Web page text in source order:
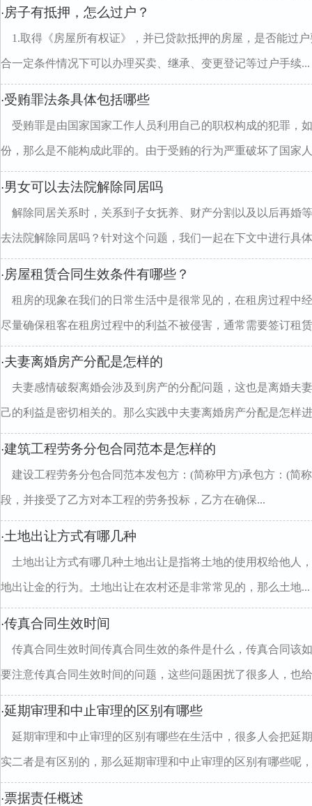
·房子有抵押，怎么过户？
1.取得《房屋所有权证》，并已贷款抵押的房屋，是否能过
合一定条件情况下可以办理买卖、继承、变更登记等过户手续...
·受贿罪法条具体包括哪些
受贿罪是由国家国家工作人员利用自己的职权构成的犯罪，
份，那么是不能构成此罪的。由于受贿的行为严重破坏了国家
·男女可以去法院解除同居吗
解除同居关系时，关系到子女抚养、财产分割以及以后再婚
去法院解除同居吗？针对这个问题，我们一起在下文中进行具
·房屋租赁合同生效条件有哪些？
租房的现象在我们的日常生活中是很常见的，在租房过程中
尽量确保租客在租房过程中的利益不被侵害，通常需要签订租
·夫妻离婚房产分配是怎样的
夫妻感情破裂离婚会涉及到房产的分配问题，这也是离婚夫
己的利益是密切相关的。那么实践中夫妻离婚房产分配是怎样
·建筑工程劳务分包合同范本是怎样的
建设工程劳务分包合同范本发包方：(简称甲方)承包方：(简
段，并接受了乙方对本工程的劳务投标，乙方在确保...
·土地出让方式有哪几种
土地出让方式有哪几种土地出让是指将土地的使用权给他人
地出让金的行为。土地出让在农村还是非常常见的，那么土地...
·传真合同生效时间
传真合同生效时间传真合同生效的条件是什么，传真合同该
要注意传真合同生效时间的问题，这些问题困扰了很多人，也
·延期审理和中止审理的区别有哪些
延期审理和中止审理的区别有哪些在生活中，很多人会把延
实二者是有区别的，那么延期审理和中止审理的区别有哪些呢
·票据责任概述